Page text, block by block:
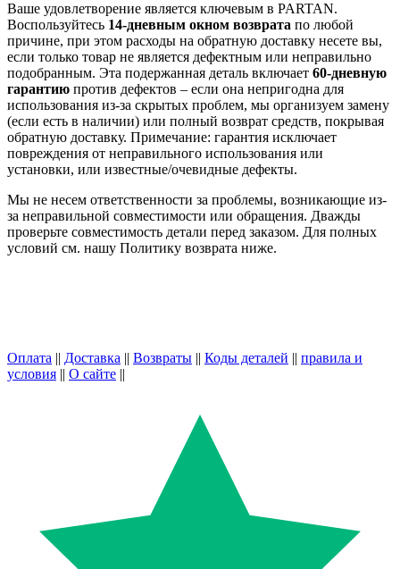
Ваше удовлетворение является ключевым в PARTAN.
Воспользуйтесь 14-дневным окном возврата по любой
причине, при этом расходы на обратную доставку несете вы,
если только товар не является дефектным или неправильно
подобранным. Эта подержанная деталь включает 60-дневную
гарантию против дефектов – если она непригодна для
использования из-за скрытых проблем, мы организуем замену
(если есть в наличии) или полный возврат средств, покрывая
обратную доставку. Примечание: гарантия исключает
повреждения от неправильного использования или
установки, или известные/очевидные дефекты.
Мы не несем ответственности за проблемы, возникающие из-
за неправильной совместимости или обращения. Дважды
проверьте совместимость детали перед заказом. Для полных
условий см. нашу Политику возврата ниже.
Оплата || Доставка || Возвраты || Коды деталей || правила и
условия || О сайте ||